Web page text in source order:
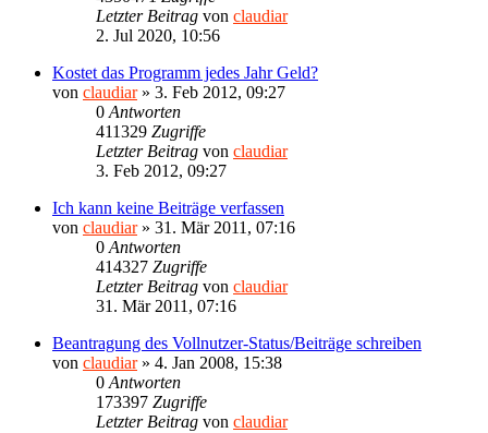
Letzter Beitrag von claudiar
2. Jul 2020, 10:56
Kostet das Programm jedes Jahr Geld?
von claudiar» 3. Feb 2012, 09:27
0 Antworten
411329 Zugriffe
Letzter Beitrag von claudiar
3. Feb 2012, 09:27
Ich kann keine Beiträge verfassen
von claudiar» 31. Mär 2011, 07:16
0 Antworten
414327 Zugriffe
Letzter Beitrag von claudiar
31. Mär 2011, 07:16
Beantragung des Vollnutzer-Status/Beiträge schreiben
von claudiar» 4. Jan 2008, 15:38
0 Antworten
173397 Zugriffe
Letzter Beitrag von claudiar